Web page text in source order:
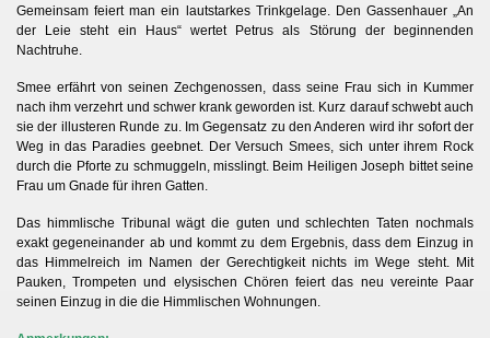
Gemeinsam feiert man ein lautstarkes Trinkgelage. Den Gassenhauer „An
der Leie steht ein Haus“ wertet Petrus als Störung der beginnenden
Nachtruhe.
Smee erfährt von seinen Zechgenossen, dass seine Frau sich in Kummer
nach ihm verzehrt und schwer krank geworden ist. Kurz darauf schwebt auch
sie der illusteren Runde zu. Im Gegensatz zu den Anderen wird ihr sofort der
Weg in das Paradies geebnet. Der Versuch Smees, sich unter ihrem Rock
durch die Pforte zu schmuggeln, misslingt. Beim Heiligen Joseph bittet seine
Frau um Gnade für ihren Gatten.
Das himmlische Tribunal wägt die guten und schlechten Taten nochmals
exakt gegeneinander ab und kommt zu dem Ergebnis, dass dem Einzug in
das Himmelreich im Namen der Gerechtigkeit nichts im Wege steht. Mit
Pauken, Trompeten und elysischen Chören feiert das neu vereinte Paar
seinen Einzug in die die Himmlischen Wohnungen.